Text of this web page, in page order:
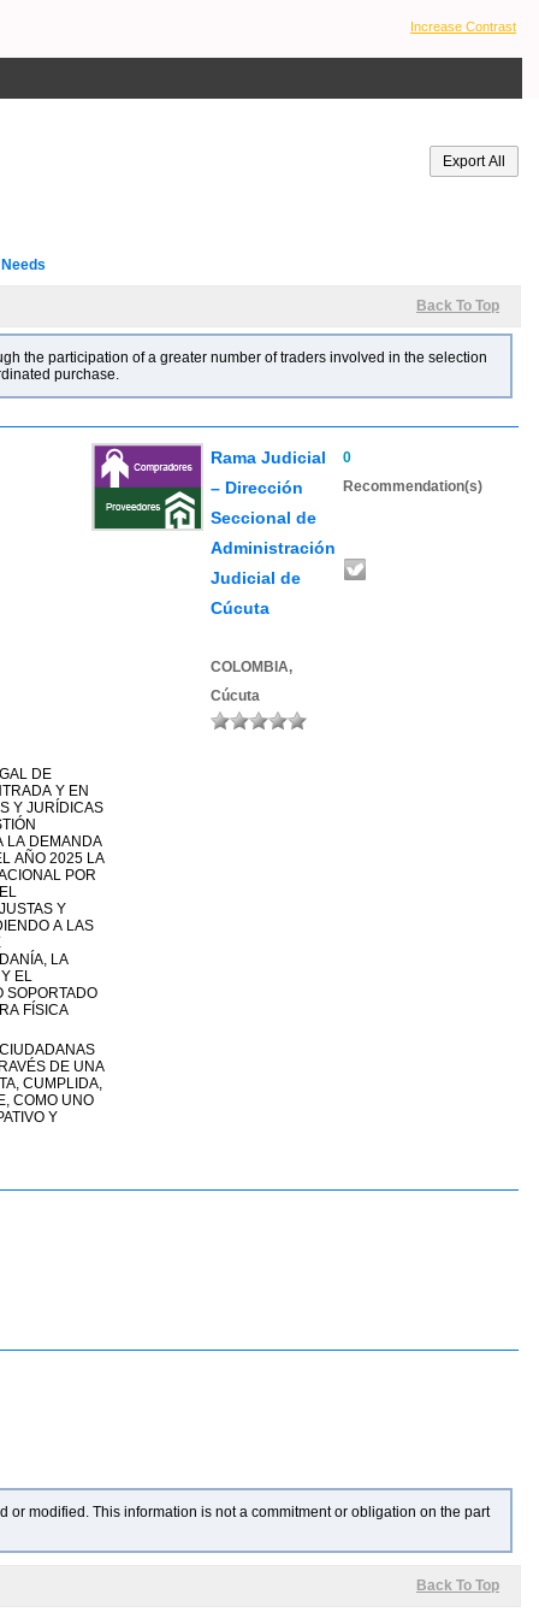
Increase Contrast
Back To Top
the participation of a greater number of traders involved in the selection
purchase.
Rama Judicial
– Dirección
Seccional de
Administración
Judicial de
Cúcuta
COLOMBIA,
Cúcuta
0
Recommendation(s)
DE
Y EN
Y JURÍDICAS
LA DEMANDA
AÑO 2025 LA
POR
Y
A LAS
LA
EL
SOPORTADO
FÍSICA
DE UNA
CUMPLIDA,
COMO UNO
Y
modified. This information is not a commitment or obligation on the part
Back To Top